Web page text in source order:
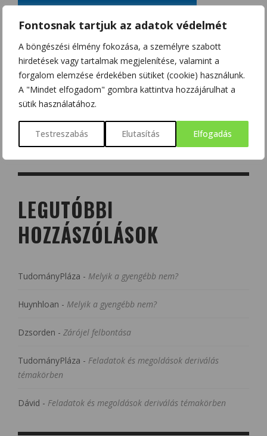
Fontosnak tartjuk az adatok védelmét
A böngészési élmény fokozása, a személyre szabott
hirdetések vagy tartalmak megjelenítése, valamint a
forgalom elemzése érdekében sütiket (cookie) használunk.
A "Mindet elfogadom" gombra kattintva hozzájárulhat a
sütik használatához.
Testreszabás Elutasítás Elfogadás
LEGUTÓBBI
HOZZÁSZÓLÁSOK
TudományPláza - Melyik a gyengébb nem?
Huynhloan - Melyik a gyengébb nem?
Dzsorden - Zárójel felbontása
TudományPláza - Feladatok és megoldások deriválás
témakörben
Dávid - Feladatok és megoldások deriválás témakörben